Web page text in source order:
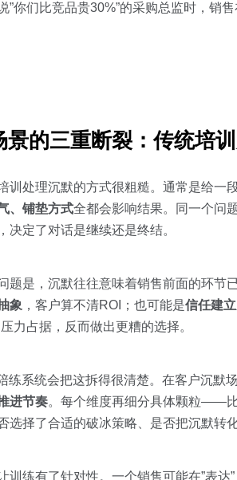
”你们比竞品贵30%”的采购总监时，销
景的三重断裂：传统培
训处理沉默的方式很粗糙。通常是给一
、铺垫方式全都会影响结果。同一个问
决定了对话是继续还是终结。
题是，沉默往往意味着销售前面的环节
象 ，客户算不清ROI；也可能是信任建
力占据，反而做出更糟的选择。
练系统会把这拆得很清楚。在客户沉默
进节奏。每个维度再细分具体颗粒——比
选择了合适的破冰策略、是否把沉默转
训练有了针对性。一个销售可能在”表